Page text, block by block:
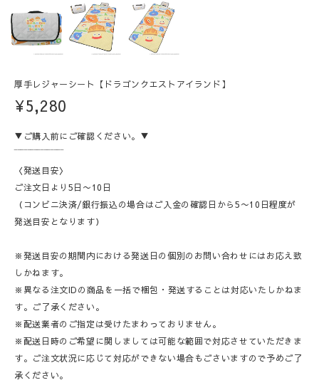
厚手レジャーシート【ドラゴンクエストアイランド】
¥5,280
▼ご購入前にご確認ください。▼
‾‾‾‾‾‾‾‾‾‾‾‾‾‾‾
〈発送目安〉
ご注文日より5日〜10日
（コンビニ決済/銀行振込の場合はご入金の確認日から5〜10日程度が
発送目安となります）
※発送目安の期間内における発送日の個別のお問い合わせにはお応え致
しかねます。
※異なる注文IDの商品を一括で梱包・発送することは対応いたしかねま
す。ご了承ください。
※配送業者のご指定は受けたまわっておりません。
※配送日時のご希望に関しましては可能な範囲で対応させていただきま
す。ご注文状況に応じて対応ができない場合もごさいますので予めご了
承ください。